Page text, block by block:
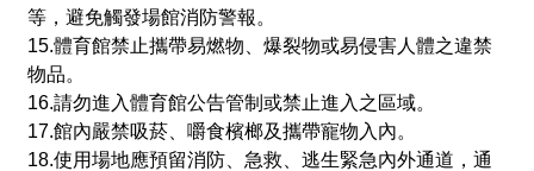
等，避免觸發場館消防警報。
15.體育館禁止攜帶易燃物、爆裂物或易侵害人體之違禁
物品。
16.請勿進入體育館公告管制或禁止進入之區域。
17.館內嚴禁吸菸、嚼食檳榔及攜帶寵物入內。
18.使用場地應預留消防、急救、逃生緊急內外通道，通